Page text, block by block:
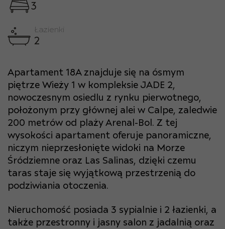
3
Łazienki
2
Apartament 18A znajduje się na ósmym
piętrze Wieży 1 w kompleksie JADE 2,
nowoczesnym osiedlu z rynku pierwotnego,
położonym przy głównej alei w Calpe, zaledwie
200 metrów od plaży Arenal-Bol. Z tej
wysokości apartament oferuje panoramiczne,
niczym nieprzesłonięte widoki na Morze
Śródziemne oraz Las Salinas, dzięki czemu
taras staje się wyjątkową przestrzenią do
podziwiania otoczenia.
Nieruchomość posiada 3 sypialnie i 2 łazienki, a
także przestronny i jasny salon z jadalnią oraz